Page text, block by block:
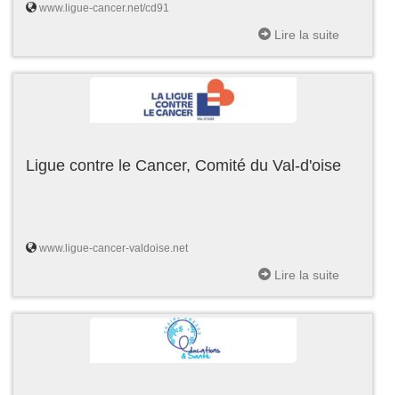
www.ligue-cancer.net/cd91
Lire la suite
Ligue contre le Cancer, Comité du Val-d'oise
www.ligue-cancer-valdoise.net
Lire la suite